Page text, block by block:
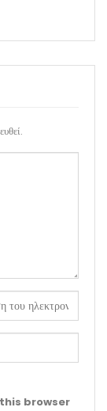
browser